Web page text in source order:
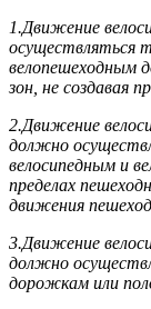
1.Движение
осуществляться
велопешеходным
зон, не создавая
2.Движение
должно
велосипедным и
пределах
движения
3.Движение
должно
дорожкам или